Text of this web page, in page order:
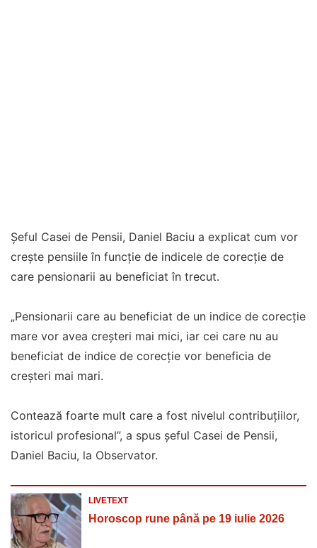
Șeful Casei de Pensii, Daniel Baciu a explicat cum vor
crește pensiile în funcție de indicele de corecție de
care pensionarii au beneficiat în trecut.
„Pensionarii care au beneficiat de un indice de corecţie
mare vor avea creșteri mai mici, iar cei care nu au
beneficiat de indice de corecție vor beneficia de
creșteri mai mari.
Contează foarte mult care a fost nivelul contribuțiilor,
istoricul profesional”, a spus șeful Casei de Pensii,
Daniel Baciu, la Observator.
LIVETEXT
Horoscop rune până pe 19 iulie 2026